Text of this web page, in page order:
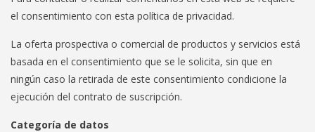
el consentimiento con esta política de privacidad.
La oferta prospectiva o comercial de productos y servicios está
basada en el consentimiento que se le solicita, sin que en
ningún caso la retirada de este consentimiento condicione la
ejecución del contrato de suscripción.
Categoría de datos